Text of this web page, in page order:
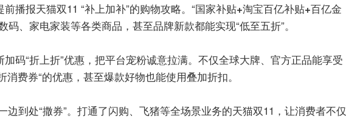
播报天猫双11 “补上加补”的购物攻略。“国家补贴+淘宝百亿补贴+百亿金
码、家电家装等各类商品，甚至品牌新款都能实现“低至五折”。
加码“折上折”优惠，把平台宠粉诚意拉满。不仅全球大牌、官方正品能享受
消费券“的优惠，甚至爆款好物也能使用叠加折扣。
边到处“撒券”。打通了闪购、飞猪等全场景业务的天猫双11，让消费者不仅